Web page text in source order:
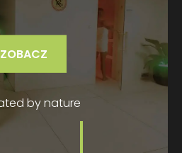
ZOBACZ